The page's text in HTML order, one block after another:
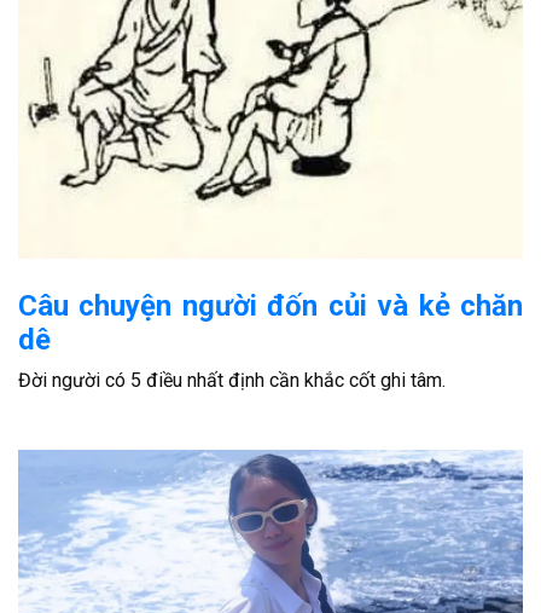
Câu chuyện người đốn củi và kẻ chăn
dê
Đời người có 5 điều nhất định cần khắc cốt ghi tâm.